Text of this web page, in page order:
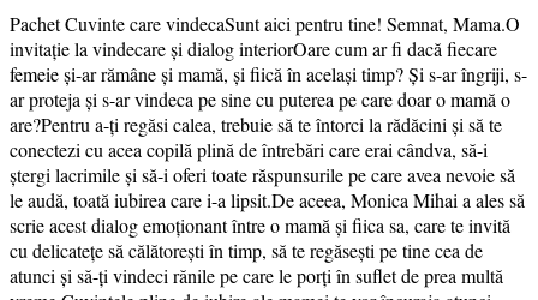
Pachet Cuvinte care vindecaSunt aici pentru tine! Semnat, Mama.O
invitație la vindecare și dialog interiorOare cum ar fi dacă fiecare
femeie și-ar rămâne și mamă, și fiică în același timp? Și s-ar îngriji, s-
ar proteja și s-ar vindeca pe sine cu puterea pe care doar o mamă o
are?Pentru a-ți regăsi calea, trebuie să te întorci la rădăcini și să te
conectezi cu acea copilă plină de întrebări care erai cândva, să-i
ștergi lacrimile și să-i oferi toate răspunsurile pe care avea nevoie să
le audă, toată iubirea care i-a lipsit.De aceea, Monica Mihai a ales să
scrie acest dialog emoționant între o mamă și fiica sa, care te invită
cu delicateţe să călătorești în timp, să te regăsești pe tine cea de
atunci și să-ți vindeci rănile pe care le porți în suflet de prea multă